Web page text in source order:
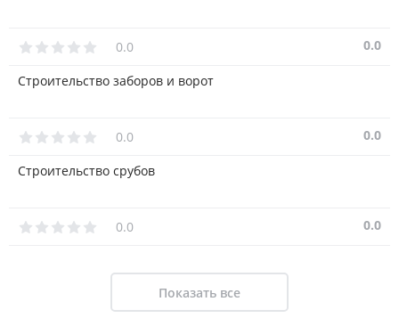
0.0 0.0
Строительство заборов и ворот
0.0 0.0
Строительство срубов
0.0 0.0
Показать все